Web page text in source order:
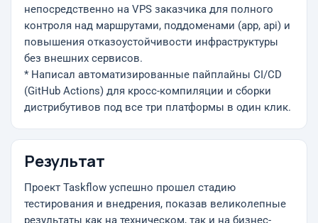
непосредственно на VPS заказчика для полного
контроля над маршрутами, поддоменами (app, api) и
повышения отказоустойчивости инфраструктуры
без внешних сервисов.
* Написал автоматизированные пайплайны CI/CD
(GitHub Actions) для кросс-компиляции и сборки
дистрибутивов под все три платформы в один клик.
Результат
Проект Taskflow успешно прошел стадию
тестирования и внедрения, показав великолепные
результаты как на техническом, так и на бизнес-